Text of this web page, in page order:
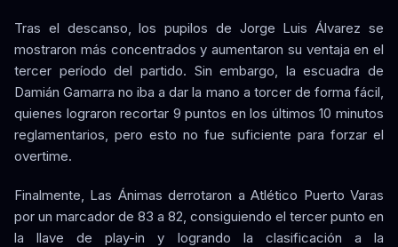
Tras el descanso, los pupilos de Jorge Luis Álvarez se
mostraron más concentrados y aumentaron su ventaja en el
tercer período del partido. Sin embargo, la escuadra de
Damián Gamarra no iba a dar la mano a torcer de forma fácil,
quienes lograron recortar 9 puntos en los últimos 10 minutos
reglamentarios, pero esto no fue suficiente para forzar el
overtime.
Finalmente, Las Ánimas derrotaron a Atlético Puerto Varas
por un marcador de 83 a 82, consiguiendo el tercer punto en
la llave de play-in y logrando la clasificación a la